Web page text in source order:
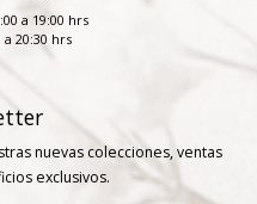
a 19:00 hrs
a 20:30 hrs
nuevas colecciones, ventas
exclusivos.